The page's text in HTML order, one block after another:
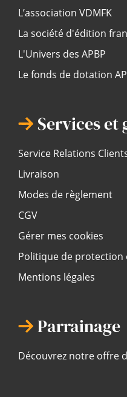
L’association VDMFK
La société d'édition
L'Univers des APBP
Le fonds de dotation
Services et
Service Relations
Livraison
Modes de règlement
CGV
Gérer mes cookies
Politique de protection
Mentions légales
Parrainage
Découvrez notre offre